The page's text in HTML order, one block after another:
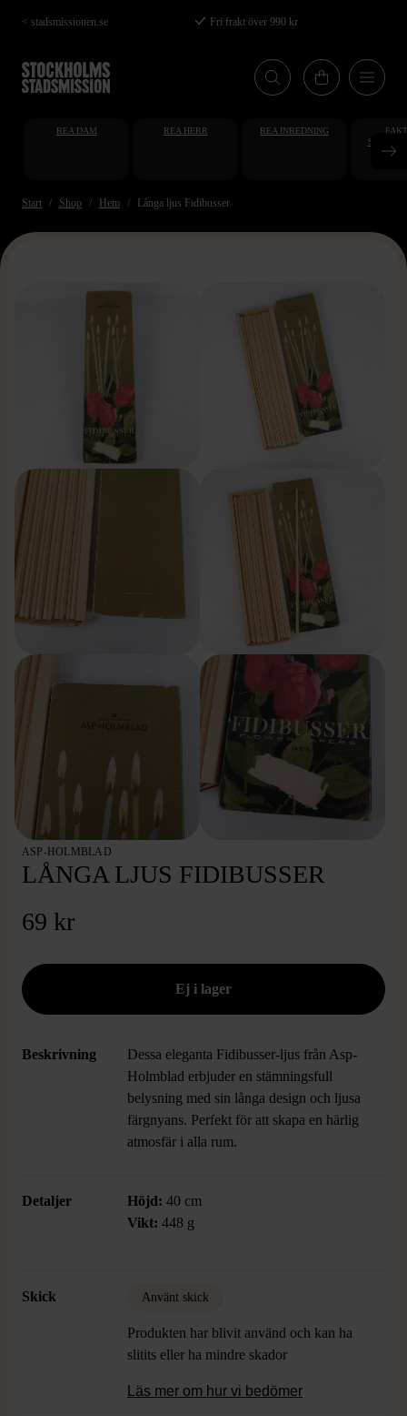
Hoppa
till
huvudinnehåll
< stadsmissionen.se Fri frakt över 990 kr
REA DAM REA HERR REA INREDNING
Start Shop Hem Långa ljus Fidibusser
ASP-HOLMBLAD
LÅNGA LJUS FIDIBUSSER
69 kr
Beskrivning
Dessa eleganta Fidibusser-ljus från Asp-
Holmblad erbjuder en stämningsfull
belysning med sin långa design och ljusa
färgnyans. Perfekt för att skapa en härlig
atmosfär i alla rum.
Detaljer Höjd: 40 cm
Vikt: 448 g
Skick Använt skick
Produkten har blivit använd och kan ha
slitits eller ha mindre skador
Läs mer om hur vi bedömer